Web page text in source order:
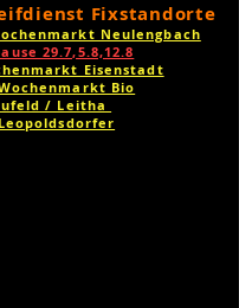
Fixstandorte
Neulengbach
29.7,5.8,12.8
Eisenstadt
Bio
/ Leitha